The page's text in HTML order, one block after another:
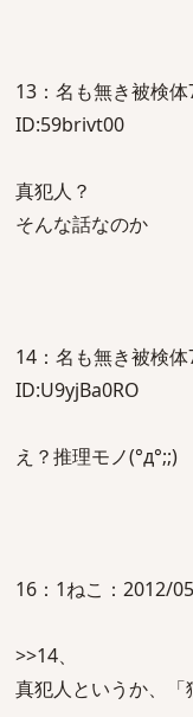
13：名も無き被検
ID:59brivt00
真犯人？
そんな話なのか
14：名も無き被検
ID:U9yjBa0RO
え？推理モノ(°д°;;)
16：1ねこ：2012/
>>14、
真犯人というか、